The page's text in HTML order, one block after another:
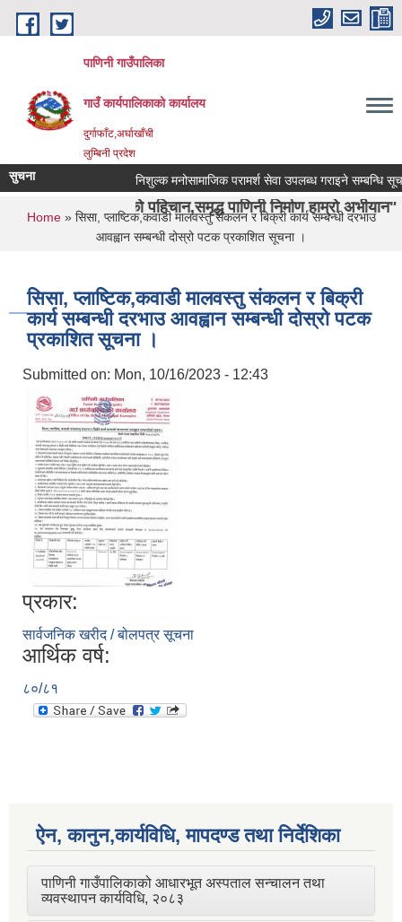
Skip to main content
पाणिनी गाउँपालिका
गाउँ कार्यपालिकाको कार्यालय
दुर्गाफाँट,अर्घाखाँची
लुम्बिनी प्रदेश
ऋषिको पहिचान,समृद्ध पाणिनी निर्माण हाम्रो अभीयान"।
सुचना निशुल्क मनोसामाजिक परामर्श सेवा उपलब्ध गराइने सम्बन्धि सूचना ।
You are here
Home» सिसा, प्लाष्टिक,कवाडी मालवस्तु संकलन र बिक्री कार्य सम्बन्धी दरभाउ
आवह्वान सम्बन्धी दोस्रो पटक प्रकाशित सूचना ।
सिसा, प्लाष्टिक,कवाडी मालवस्तु संकलन र बिक्री
कार्य सम्बन्धी दरभाउ आवह्वान सम्बन्धी दोस्रो पटक
प्रकाशित सूचना ।
Submitted on: Mon, 10/16/2023 - 12:43
प्रकार:
सार्वजनिक खरीद / बोलपत्र सूचना
आर्थिक वर्ष:
८०/८१
ऐन, कानुन,कार्यविधि, मापदण्ड तथा निर्देशिका
पाणिनी गाउँपालिकाको आधारभूत अस्पताल सन्चालन तथा
व्यवस्थापन कार्यविधि, २०८३